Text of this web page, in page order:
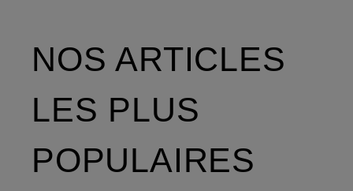
NOS ARTICLES
LES PLUS
POPULAIRES